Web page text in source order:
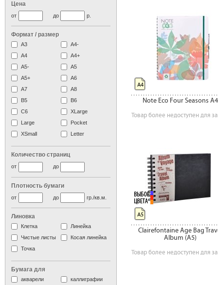
Note Eco Four Seasons A4
Товар более недоступен для
А4
Clairefontaine Age Bag
Album (A5)
Товар более недоступен для
А5
Цена
до
от р.
Формат / размер
А3
А4-
А4
A4+
А5-
А5
A5+
А6
А7
A8
B5
B6
C6
XLarge
Large
Pocket
XSmall
Letter
Количество страниц
до
от
Плотность бумаги
до
от гр./кв.м.
Линовка
Клетка
Линейка
Чистые листы
Косая линейка
Точка
Бумага для
акварели
каллиграфии